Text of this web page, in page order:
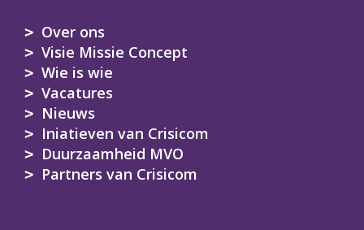
Over ons
Visie Missie Concept
Wie is wie
Vacatures
Nieuws
Iniatieven van Crisicom
Duurzaamheid MVO
Partners van Crisicom